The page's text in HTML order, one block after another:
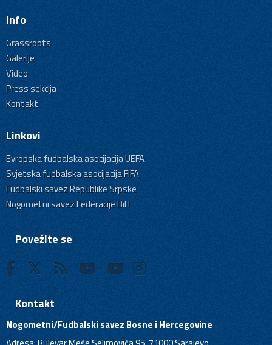
Info
Grassroots
Galerije
Video
Press sekcija
Kontakt
Linkovi
Evropska fudbalska asocijacija UEFA
Svjetska fudbalska asocijacija FIFA
Fudbalski savez Republike Srpske
Nogometni savez Federacije BiH
Povežite se
Kontakt
Nogometni/Fudbalski savez Bosne i Hercegovine